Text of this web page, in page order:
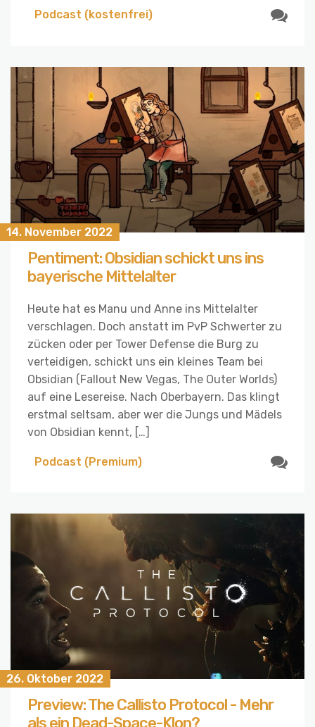
Podcast (kostenfrei)
14. November 2022
Pentiment: Obsidian schickt uns ins
bayerische Mittelalter
Heute hat es Manu und Anne ins Mittelalter
verschlagen. Doch anstatt im PvP Schwerter zu
zücken oder per Tower Defense die Burg zu
verteidigen, schickt uns ein kleines Team bei
Obsidian (Fallout New Vegas, The Outer Worlds)
auf eine Lesereise. Nach Oberbayern. Das klingt
erstmal seltsam, aber wer die Jungs und Mädels
von Obsidian kennt, […]
Podcast (Premium)
26. Oktober 2022
Preview: The Callisto Protocol - Mehr